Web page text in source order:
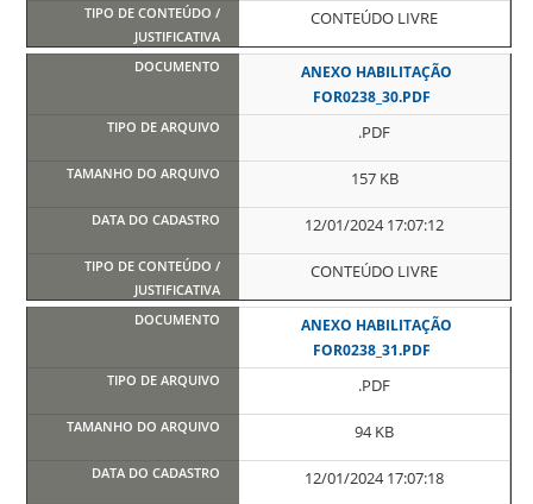
CONTEÚDO LIVRE
ANEXO HABILITAÇÃO
FOR0238_30.PDF
.PDF
157 KB
12/01/2024 17:07:12
CONTEÚDO LIVRE
ANEXO HABILITAÇÃO
FOR0238_31.PDF
.PDF
94 KB
12/01/2024 17:07:18